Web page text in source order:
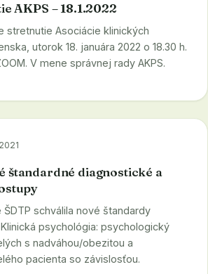
AKPS – 18.1.2022
stretnutie Asociácie klinických
utorok 18. januára 2022 o 18.30 h.
V mene správnej rady AKPS.
štandardné diagnostické a
ŠDTP schválila nové štandardy
psychológia: psychologický
s nadváhou/obezitou a
pacienta so závislosťou.